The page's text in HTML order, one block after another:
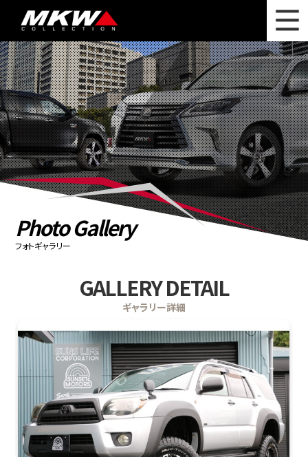
WHAT'S NEW ニュース
WHEEL LINEUP ホイールラインナップ
OTHER PRODUCT 関連製品
PHOTO GALLERY フォトギャラリー
カタログ請求
PRIVACY POLICY 個人情報保護方針
Photo Gallery
フォトギャラリー
GALLERY DETAIL
ギャラリー詳細